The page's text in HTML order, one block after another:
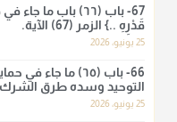
أ.د. صالح
نرى اليوم بأبصارنا بعض ما
لهم سعي إلا في هدم
كلها سود" ابن تيمية.
67- باب (٦٦) باب
قَدْرِهِ ..} الزمر (67) الآية.
25 يونيو، 2026
66- باب (٦٥) ما
التوحيد وسده طرق
25 يونيو، 2026